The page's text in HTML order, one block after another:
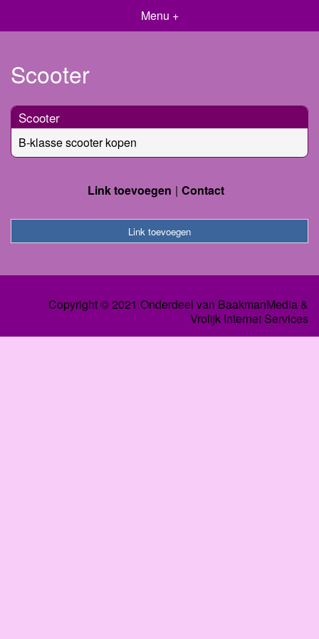
Menu +
Scooter
Scooter
B-klasse scooter kopen
Link toevoegen Contact
Link toevoegen
Copyright © 2021 Onderdeel van BaakmanMedia &
Vrolijk Internet Services